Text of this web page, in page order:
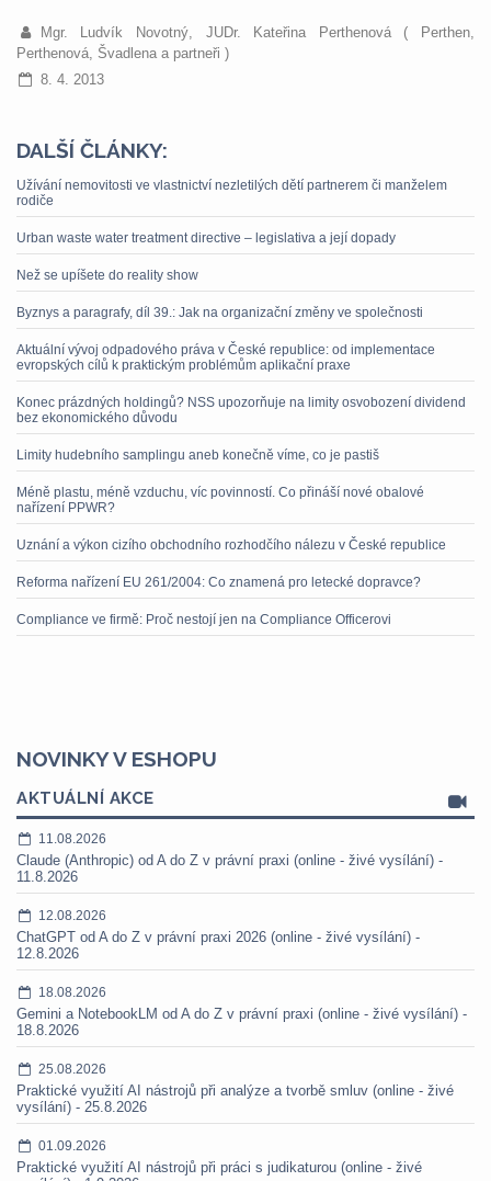
Mgr. Ludvík Novotný, JUDr. Kateřina Perthenová ( Perthen,
Perthenová, Švadlena a partneři )
8. 4. 2013
DALŠÍ ČLÁNKY:
Užívání nemovitosti ve vlastnictví nezletilých dětí partnerem či manželem
rodiče
Urban waste water treatment directive – legislativa a její dopady
Než se upíšete do reality show
Byznys a paragrafy, díl 39.: Jak na organizační změny ve společnosti
Aktuální vývoj odpadového práva v České republice: od implementace
evropských cílů k praktickým problémům aplikační praxe
Konec prázdných holdingů? NSS upozorňuje na limity osvobození dividend
bez ekonomického důvodu
Limity hudebního samplingu aneb konečně víme, co je pastiš
Méně plastu, méně vzduchu, víc povinností. Co přináší nové obalové
nařízení PPWR?
Uznání a výkon cizího obchodního rozhodčího nálezu v České republice
Reforma nařízení EU 261/2004: Co znamená pro letecké dopravce?
Compliance ve firmě: Proč nestojí jen na Compliance Officerovi
NOVINKY V ESHOPU
AKTUÁLNÍ AKCE
11.08.2026
Claude (Anthropic) od A do Z v právní praxi (online - živé vysílání) -
11.8.2026
12.08.2026
ChatGPT od A do Z v právní praxi 2026 (online - živé vysílání) -
12.8.2026
18.08.2026
Gemini a NotebookLM od A do Z v právní praxi (online - živé vysílání) -
18.8.2026
25.08.2026
Praktické využití AI nástrojů při analýze a tvorbě smluv (online - živé
vysílání) - 25.8.2026
01.09.2026
Praktické využití AI nástrojů při práci s judikaturou (online - živé